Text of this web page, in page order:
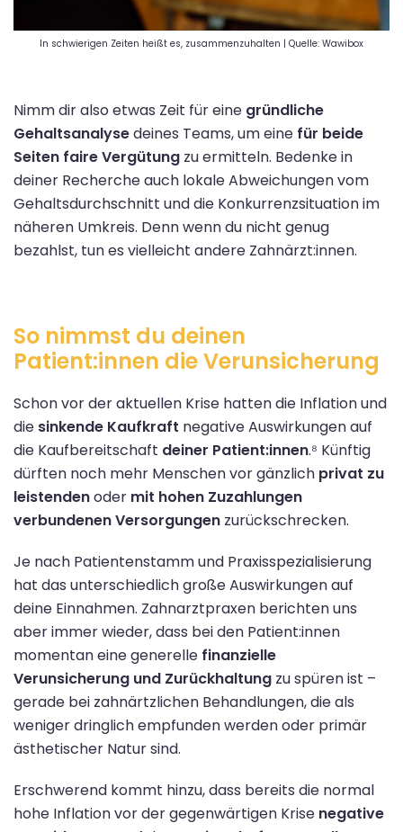
In schwierigen Zeiten heißt es, zusammenzuhalten | Quelle: Wawibox
Nimm dir also etwas Zeit für eine gründliche
Gehaltsanalysedeines Teams, um eine für beide
Seiten faire Vergütung zu ermitteln. Bedenke in
deiner Recherche auch lokale Abweichungen vom
Gehaltsdurchschnitt und die Konkurrenzsituation im
näheren Umkreis. Denn wenn du nicht genug
bezahlst, tun es vielleicht andere Zahnärzt:innen.
So nimmst du deinen
Patient:innen die Verunsicherung
Schon vor der aktuellen Krise hatten die Inflation und
die sinkende Kaufkraft negative Auswirkungen auf
die Kaufbereitschaft deiner Patient:innen.⁸ Künftig
dürften noch mehr Menschen vor gänzlich privat zu
leistendenoder mit hohen Zuzahlungen
verbundenen Versorgungen zurückschrecken.
Je nach Patientenstamm und Praxisspezialisierung
hat das unterschiedlich große Auswirkungen auf
deine Einnahmen. Zahnarztpraxen berichten uns
aber immer wieder, dass bei den Patient:innen
momentan eine generelle finanzielle
Verunsicherung und Zurückhaltung zu spüren ist –
gerade bei zahnärtzlichen Behandlungen, die als
weniger dringlich empfunden werden oder primär
ästhetischer Natur sind.
Erschwerend kommt hinzu, dass bereits die normal
hohe Inflation vor der gegenwärtigen Krise negative